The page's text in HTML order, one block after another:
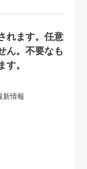
れます。任意
ん。不要なも
。
新情報